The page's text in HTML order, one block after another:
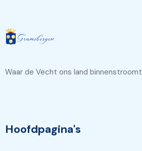
Waar de Vecht ons land binnenstroomt
Hoofdpagina's